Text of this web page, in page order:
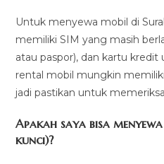
Untuk menyewa mobil di
memiliki SIM yang masih
atau paspor), dan kartu kredit
rental mobil mungkin
jadi pastikan untuk
Apakah saya bisa
kunci)?